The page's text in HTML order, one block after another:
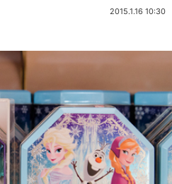
2015.1.16 10:30